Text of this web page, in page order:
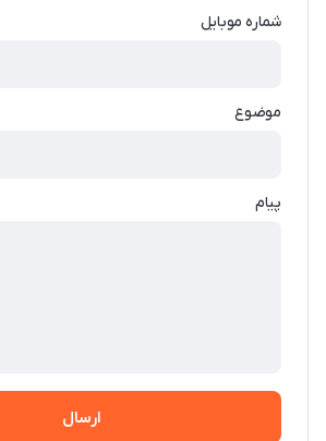
شماره موبایل
موضوع
پیام
ارسال